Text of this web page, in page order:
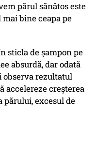
părul sănătos este
mai bine ceapa pe
sticla de șampon pe
absurdă, dar odată
observa rezultatul
accelereze creșterea
părului, excesul de